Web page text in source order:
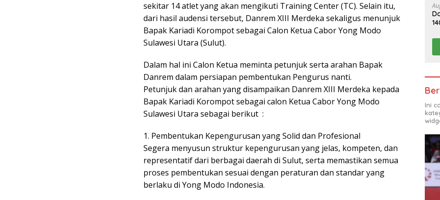
sekitar 14 atlet yang akan mengikuti Training Center (TC). Selain itu,
dari hasil audensi tersebut, Danrem XIII Merdeka sekaligus menunjuk
Bapak Kariadi Korompot sebagai Calon Ketua Cabor Yong Modo
Sulawesi Utara (Sulut).
Dalam hal ini Calon Ketua meminta petunjuk serta arahan Bapak
Danrem dalam persiapan pembentukan Pengurus nanti.
Petunjuk dan arahan yang disampaikan Danrem XIII Merdeka kepada
Bapak Kariadi Korompot sebagai calon Ketua Cabor Yong Modo
Sulawesi Utara sebagai berikut :
1. Pembentukan Kepengurusan yang Solid dan Profesional
Segera menyusun struktur kepengurusan yang jelas, kompeten, dan
representatif dari berbagai daerah di Sulut, serta memastikan semua
proses pembentukan sesuai dengan peraturan dan standar yang
berlaku di Yong Modo Indonesia.
Ini